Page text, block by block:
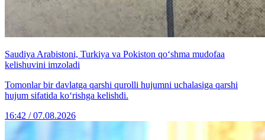
Saudiya Arabistoni, Turkiya va Pokiston qo‘shma mudofaa
kelishuvini imzoladi
Tomonlar bir davlatga qarshi qurolli hujumni uchalasiga qarshi
hujum sifatida ko‘rishga kelishdi.
16:42 / 07.08.2026